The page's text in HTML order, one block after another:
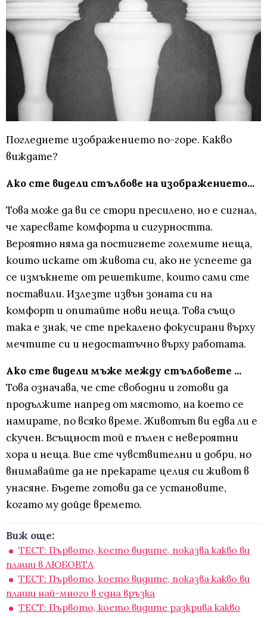
Погледнете изображението по-горе. Какво
виждате?
Ако сте видели стълбове на изображението...
Това може да ви се стори пресилено, но е сигнал,
че харесвате комфорта и сигурността.
Вероятно няма да постигнете големите неща,
които искате от живота си, ако не успеете да
се измъкнете от решетките, които сами сте
поставили. Излезте извън зоната си на
комфорт и опитайте нови неща. Това също
така е знак, че сте прекалено фокусирани върху
мечтите си и недостатъчно върху работата.
Ако сте видели мъже между стълбовете ...
Това означава, че сте свободни и готови да
продължите напред от мястото, на което се
намирате, по всяко време. Животът ви едва ли е
скучен. Всъщност той е пълен с невероятни
хора и неща. Вие сте чувствителни и добри, но
внимавайте да не прекарате целия си живот в
унасяне. Бъдете готови да се установите,
когато му дойде времето.
Виж още:
ТЕСТ: Първото, което видите, показва какво ви
плаши в ЛЮБОВТА
ТЕСТ: Първото, което видите, показва какво ви
плаши най-много в една връзка
ТЕСТ: Първото, което видите разкрива какво